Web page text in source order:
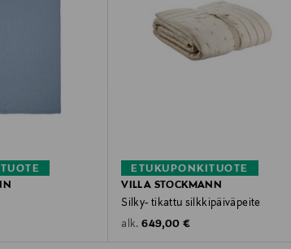
ETUKUPONKITUOTE
VILLA STOCKMANN
Silky- tikattu silkkipäiväpeite
alk. Original Price
649,00 €